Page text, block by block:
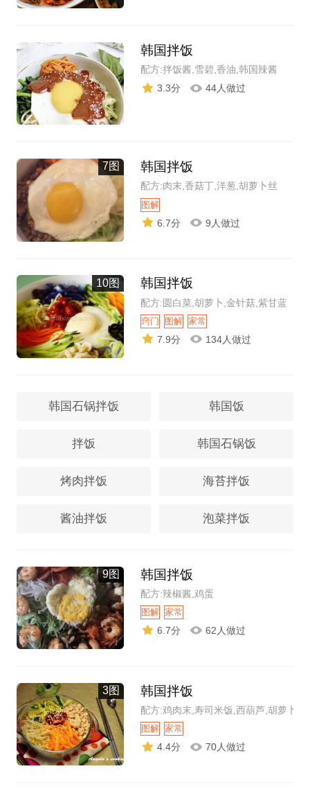
韩国拌饭
配方:拌饭酱,雪碧,香油,韩国辣酱
3.3分
44人做过
7图 韩国拌饭
配方:肉末,香菇丁,洋葱,胡萝卜丝
图解
6.7分 9人做过
10图 韩国拌饭
配方:圆白菜,胡萝卜,金针菇,紫甘蓝
窍门 图解 家常
7.9分 134人做过
韩国石锅拌饭 韩国饭
拌饭 韩国石锅饭
烤肉拌饭 海苔拌饭
酱油拌饭 泡菜拌饭
9图 韩国拌饭
配方:辣椒酱,鸡蛋
图解 家常
6.7分 62人做过
3图 韩国拌饭
配方:鸡肉末,寿司米饭,西葫芦,胡萝卜丝
图解 家常
4.4分 70人做过